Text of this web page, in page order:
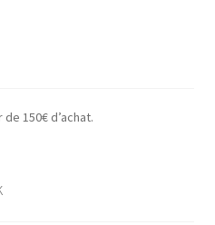
150€ d’achat.